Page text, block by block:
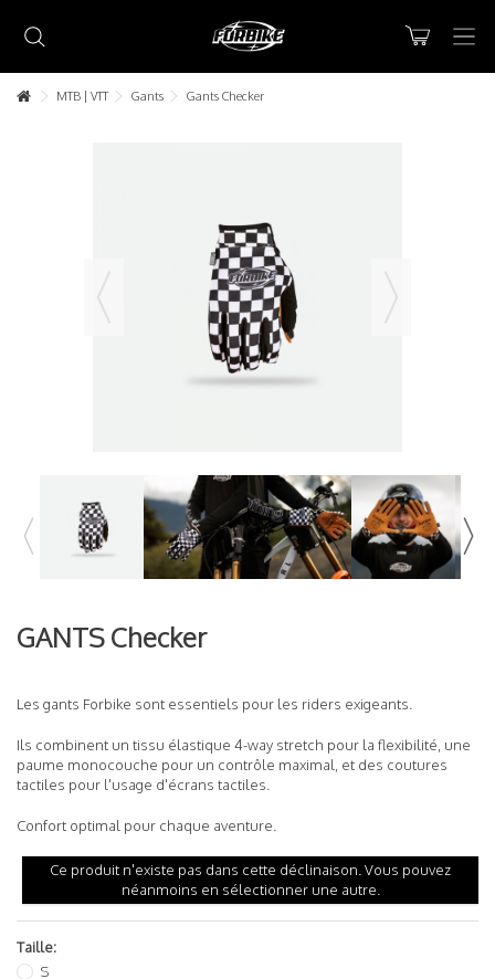
Lorem ipsum dolor sit amet, consectetur adipisicing elit, sed do
eiusmod tempor incididunt ut labore et dolore magna aliqua. Ut
enim ad minim veniam, quis nostrud exercitation ullamco laboris nisi
ut aliquip ex ea commodo consequat.
Lorem ipsum dolor sit amet
ut aliquip ex ea commodo consequat.
READ MORE
MTB | VTT Gants Gants Checker
GANTSChecker
Les gants Forbike sont essentiels pour les riders exigeants.
Ils combinent un tissu élastique 4-way stretch pour la flexibilité, une
paume monocouche pour un contrôle maximal, et des coutures
tactiles pour l'usage d'écrans tactiles.
Confort optimal pour chaque aventure.
Ce produit n'existe pas dans cette déclinaison. Vous pouvez
néanmoins en sélectionner une autre.
Taille:
S